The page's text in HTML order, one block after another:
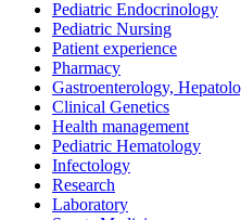
Pediatric Endocrinology
Pediatric Nursing
Patient experience
Pharmacy
Gastroenterology,
Clinical Genetics
Health management
Pediatric Hematology
Infectology
Research
Laboratory